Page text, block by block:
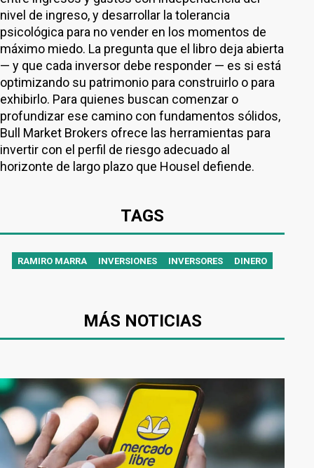
nivel de ingreso, y desarrollar la tolerancia
psicológica para no vender en los momentos de
máximo miedo. La pregunta que el libro deja abierta
— y que cada inversor debe responder — es si está
optimizando su patrimonio para construirlo o para
exhibirlo. Para quienes buscan comenzar o
profundizar ese camino con fundamentos sólidos,
Bull Market Brokers ofrece las herramientas para
invertir con el perfil de riesgo adecuado al
horizonte de largo plazo que Housel defiende.
TAGS
RAMIRO MARRA INVERSIONES INVERSORES DINERO
MÁS NOTICIAS